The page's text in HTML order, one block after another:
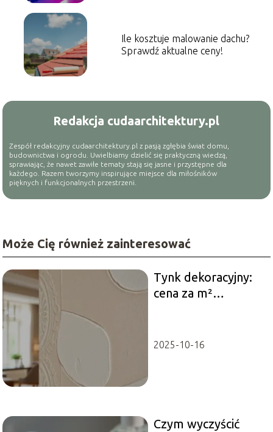
Ile kosztuje malowanie dachu?
Sprawdź aktualne ceny!
Redakcja cudaarchitektury.pl
Zespół redakcyjny cudaarchitektury.pl z pasją zgłębia świat domu,
budownictwa i ogrodu. Uwielbiamy dzielić się praktyczną wiedzą,
sprawiając, że nawet zawiłe tematy stają się jasne i przystępne dla
każdego. Razem tworzymy inspirujące miejsce dla miłośników
pięknych i funkcjonalnych przestrzeni.
Może Cię również zainteresować
Tynk dekoracyjny:
cena za m²
2025-10-16
Czym wyczyścić